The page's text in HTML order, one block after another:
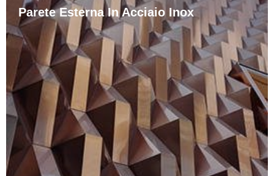
Parete Esterna In Acciaio Inox
Il nome completo della parete cortina in acciaio
inossidabile è parete cortina in vetro con struttura di
supporto in metallo. La parete cortina in acciaio
inossidabile è un nuovo metodo di supporto apparso
negli ultimi anni, ma una volta apparso, si è sviluppato
rapidamente nelle città.